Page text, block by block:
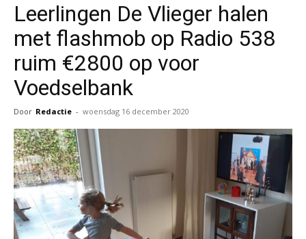
Leerlingen De Vlieger halen
met flashmob op Radio 538
ruim €2800 op voor
Voedselbank
Door Redactie - woensdag 16 december 2020